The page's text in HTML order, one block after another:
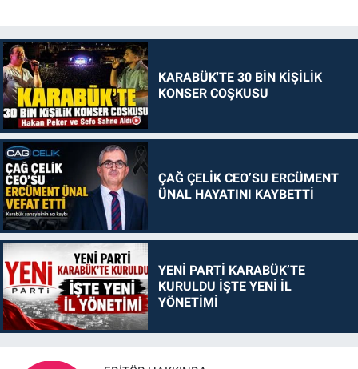
KARABÜK'TE 30 BİN KİŞİLİK
KONSER COŞKUSU
ÇAĞ ÇELİK CEO’SU ERCÜMENT
ÜNAL HAYATINI KAYBETTİ
YENİ PARTİ KARABÜK’TE
KURULDU İŞTE YENİ İL
YÖNETİMİ